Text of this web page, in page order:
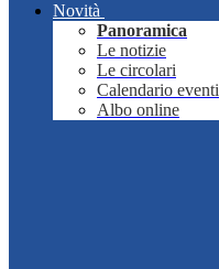
Novità
Panoramica
Le notizie
Le circolari
Calendario eventi
Albo online